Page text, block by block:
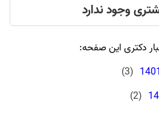
وجود ندارد
دکتری این صفحه:
(
3
)
(
2
)